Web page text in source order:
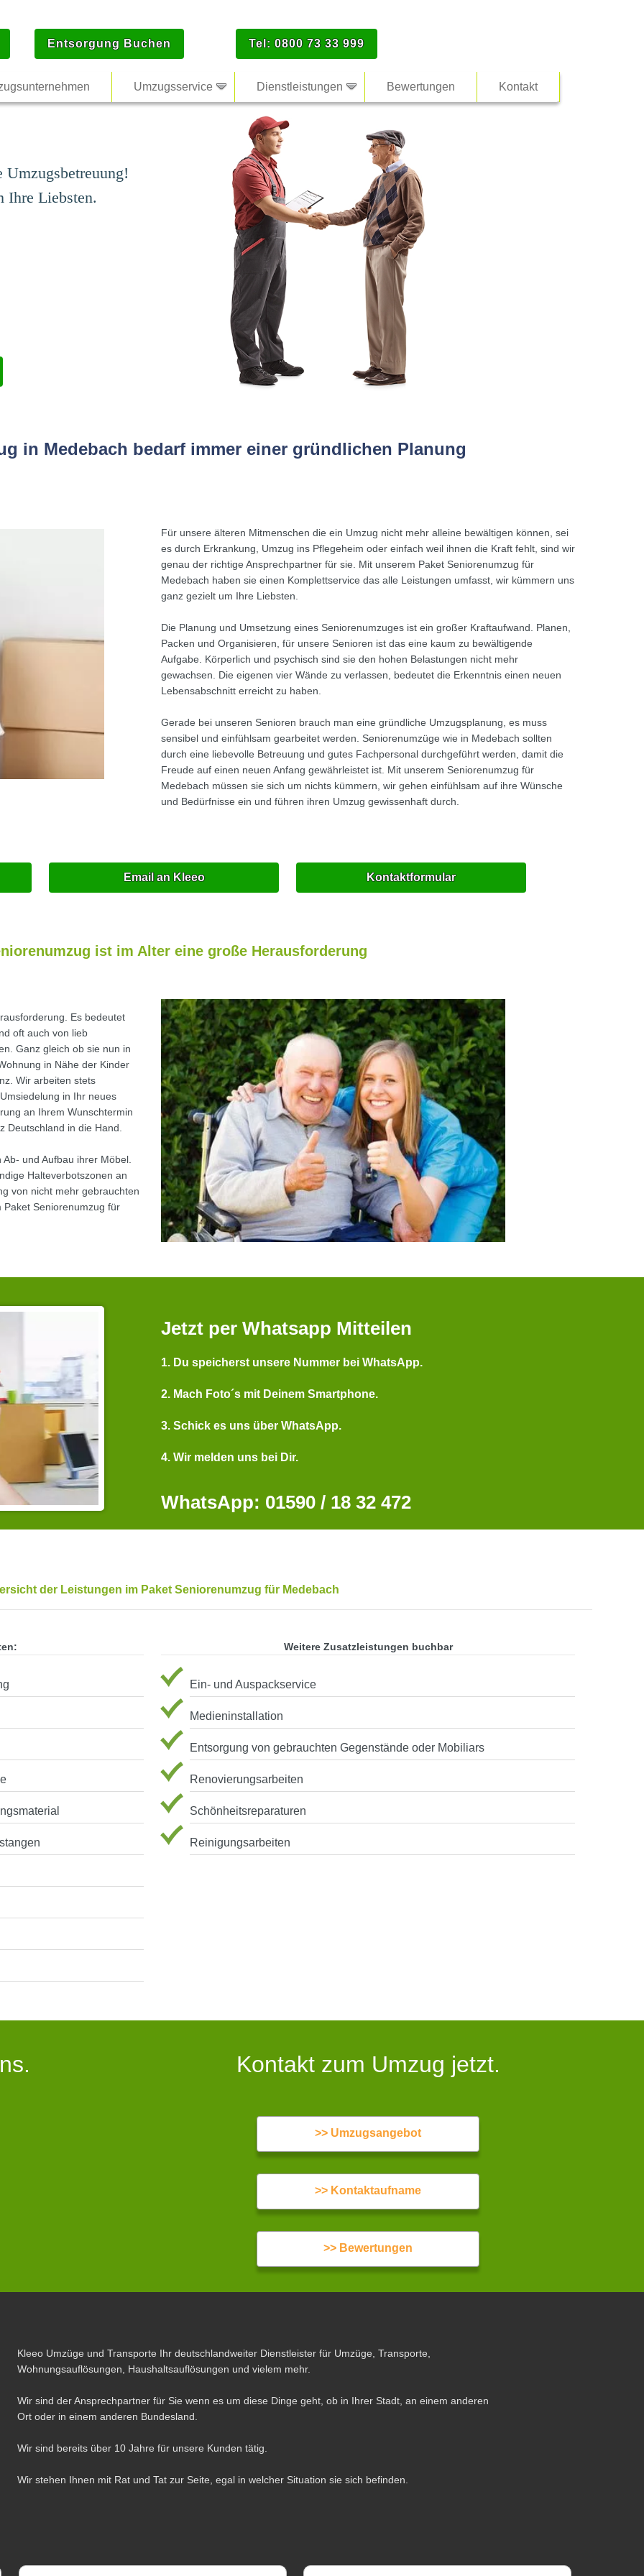
Entsorgung Buchen Tel: 0800 73 33 999
Umzugsservice Dienstleistungen Bewertungen Kontakt
Ihre Liebsten.
in Medebach bedarf immer einer gründlichen Planung
Für unsere älteren Mitmenschen die ein Umzug nicht mehr alleine bewältigen können, sei
es durch Erkrankung, Umzug ins Pflegeheim oder einfach weil ihnen die Kraft fehlt, sind wir
genau der richtige Ansprechpartner für sie. Mit unserem Paket Seniorenumzug für
Medebach haben sie einen Komplettservice das alle Leistungen umfasst, wir kümmern uns
ganz gezielt um Ihre Liebsten.
Die Planung und Umsetzung eines Seniorenumzuges ist ein großer Kraftaufwand. Planen,
Packen und Organisieren, für unsere Senioren ist das eine kaum zu bewältigende
Aufgabe. Körperlich und psychisch sind sie den hohen Belastungen nicht mehr
gewachsen. Die eigenen vier Wände zu verlassen, bedeutet die Erkenntnis einen neuen
Lebensabschnitt erreicht zu haben.
Gerade bei unseren Senioren brauch man eine gründliche Umzugsplanung, es muss
sensibel und einfühlsam gearbeitet werden. Seniorenumzüge wie in Medebach sollten
durch eine liebevolle Betreuung und gutes Fachpersonal durchgeführt werden, damit die
Freude auf einen neuen Anfang gewährleistet ist. Mit unserem Seniorenumzug für
Medebach müssen sie sich um nichts kümmern, wir gehen einfühlsam auf ihre Wünsche
und Bedürfnisse ein und führen ihren Umzug gewissenhaft durch.
Email an Kleeo Kontaktformular
ist im Alter eine große Herausforderung
Es bedeutet
oft auch von lieb
Ganz gleich ob sie nun in
in Nähe der Kinder
Wir arbeiten stets
in Ihr neues
an Ihrem Wunschtermin
Deutschland in die Hand.
und Aufbau ihrer Möbel.
Halteverbotszonen an
von nicht mehr gebrauchten
Seniorenumzug für
Jetzt per Whatsapp Mitteilen
1. Du speicherst unsere Nummer bei WhatsApp.
2. Mach Foto´s mit Deinem Smartphone.
3. Schick es uns über WhatsApp.
4. Wir melden uns bei Dir.
WhatsApp: 01590 / 18 32 472
der Leistungen im Paket Seniorenumzug für Medebach
Weitere Zusatzleistungen buchbar
Ein- und Auspackservice
Medieninstallation
Entsorgung von gebrauchten Gegenstände oder Mobiliars
Renovierungsarbeiten
Schönheitsreparaturen
Reinigungsarbeiten
Kontakt zum Umzug jetzt.
>> Umzugsangebot
>> Kontaktaufname
>> Bewertungen
Kleeo Umzüge und Transporte Ihr deutschlandweiter Dienstleister für Umzüge, Transporte,
Wohnungsauflösungen, Haushaltsauflösungen und vielem mehr.
Wir sind der Ansprechpartner für Sie wenn es um diese Dinge geht, ob in Ihrer Stadt, an einem anderen
Ort oder in einem anderen Bundesland.
Wir sind bereits über 10 Jahre für unsere Kunden tätig.
Wir stehen Ihnen mit Rat und Tat zur Seite, egal in welcher Situation sie sich befinden.